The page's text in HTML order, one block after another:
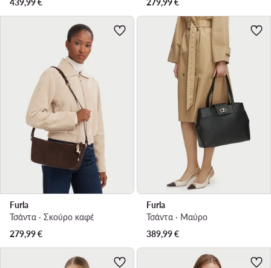
Furla
Τσάντα · Σκούρο καφέ
279,99€
Furla
Τσάντα · Μαύρο
389,99€